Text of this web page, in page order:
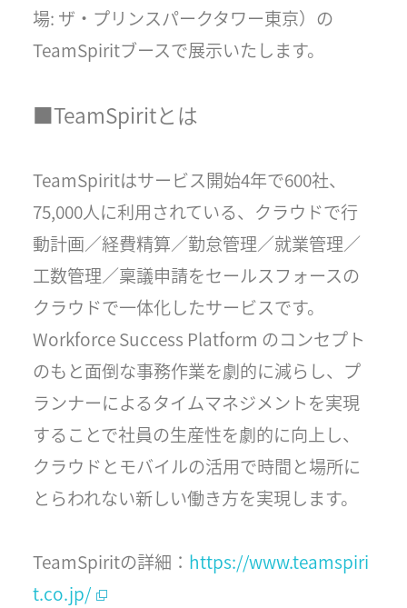
場: ザ・プリンスパークタワー東京）の
TeamSpiritブースで展示いたします。
■TeamSpiritとは
TeamSpiritはサービス開始4年で600社、
75,000人に利用されている、クラウドで行
動計画／経費精算／勤怠管理／就業管理／
工数管理／稟議申請をセールスフォースの
クラウドで一体化したサービスです。
Workforce Success Platform のコンセプト
のもと面倒な事務作業を劇的に減らし、プ
ランナーによるタイムマネジメントを実現
することで社員の生産性を劇的に向上し、
クラウドとモバイルの活用で時間と場所に
とらわれない新しい働き方を実現します。
TeamSpiritの詳細： https://www.teamspiri
t.co.jp/